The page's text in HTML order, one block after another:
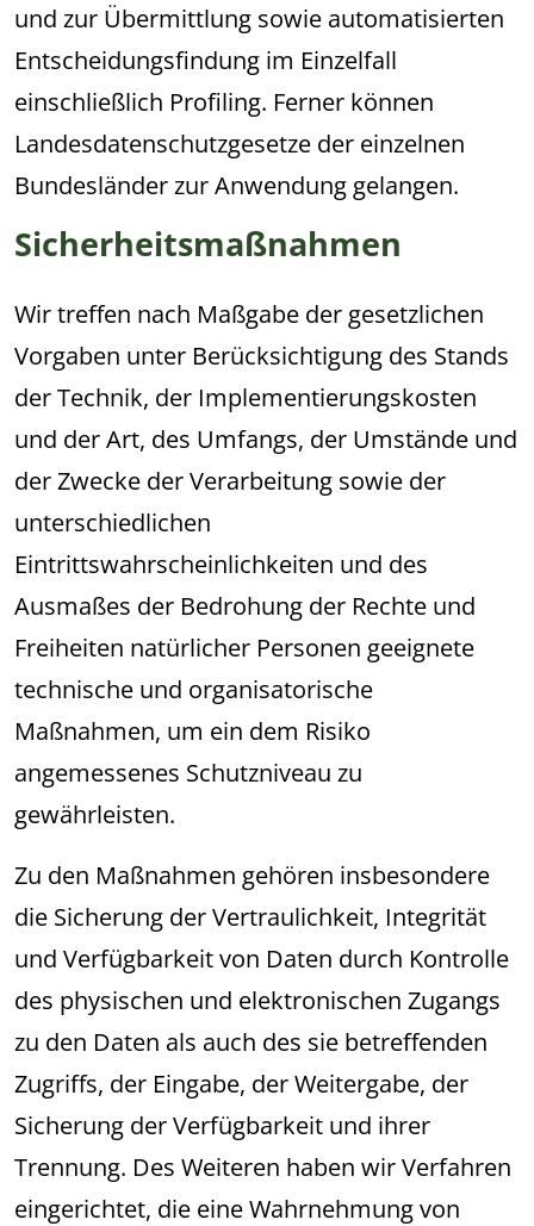
und zur Übermittlung sowie automatisierten
Entscheidungsfindung im Einzelfall
einschließlich Profiling. Ferner können
Landesdatenschutzgesetze der einzelnen
Bundesländer zur Anwendung gelangen.
Sicherheitsmaßnahmen
Wir treffen nach Maßgabe der gesetzlichen
Vorgaben unter Berücksichtigung des Stands
der Technik, der Implementierungskosten
und der Art, des Umfangs, der Umstände und
der Zwecke der Verarbeitung sowie der
unterschiedlichen
Eintrittswahrscheinlichkeiten und des
Ausmaßes der Bedrohung der Rechte und
Freiheiten natürlicher Personen geeignete
technische und organisatorische
Maßnahmen, um ein dem Risiko
angemessenes Schutzniveau zu
gewährleisten.
Zu den Maßnahmen gehören insbesondere
die Sicherung der Vertraulichkeit, Integrität
und Verfügbarkeit von Daten durch Kontrolle
des physischen und elektronischen Zugangs
zu den Daten als auch des sie betreffenden
Zugriffs, der Eingabe, der Weitergabe, der
Sicherung der Verfügbarkeit und ihrer
Trennung. Des Weiteren haben wir Verfahren
eingerichtet, die eine Wahrnehmung von